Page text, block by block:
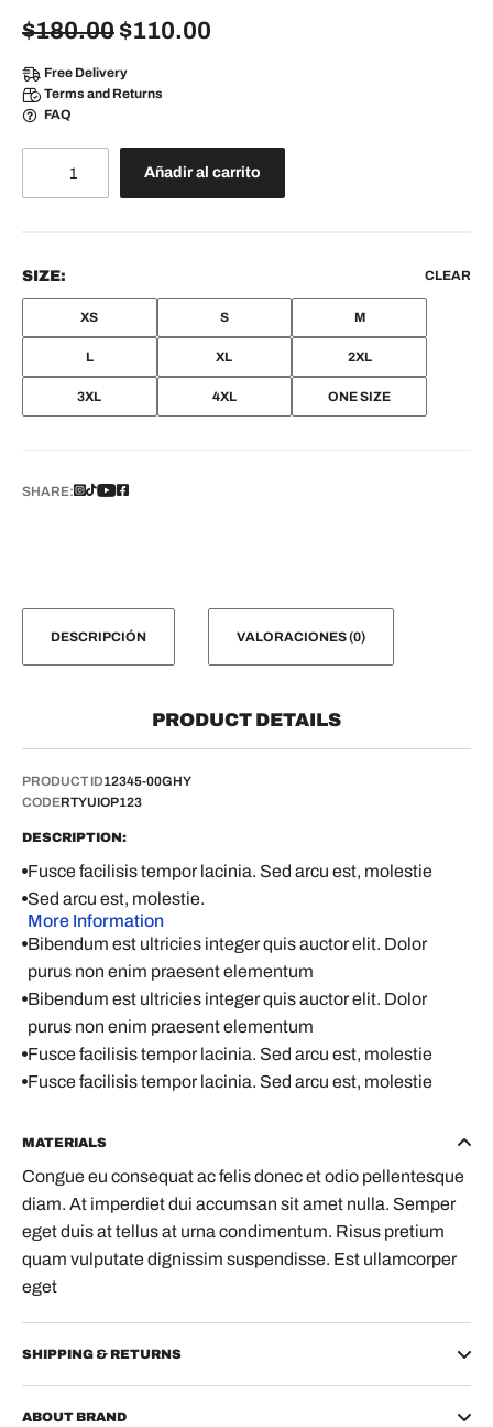
$180.00 $110.00
Free Delivery
Terms and Returns
FAQ
Añadir al carrito
SIZE: CLEAR
XS S M
L XL 2XL
3XL 4XL ONE SIZE
SHARE:
DESCRIPCIÓN VALORACIONES (0)
PRODUCT DETAILS
DESCRIPTION:
Fusce facilisis tempor lacinia. Sed arcu est, molestie
Sed arcu est, molestie.
More Information
Bibendum est ultricies integer quis auctor elit. Dolor
purus non enim praesent elementum
Bibendum est ultricies integer quis auctor elit. Dolor
purus non enim praesent elementum
Fusce facilisis tempor lacinia. Sed arcu est, molestie
Fusce facilisis tempor lacinia. Sed arcu est, molestie
PRODUCT ID12345-00GHY
CODERTYUIOP123
MATERIALS
Congue eu consequat ac felis donec et odio pellentesque
diam. At imperdiet dui accumsan sit amet nulla. Semper
eget duis at tellus at urna condimentum. Risus pretium
quam vulputate dignissim suspendisse. Est ullamcorper
eget
SHIPPING & RETURNS
ABOUT BRAND